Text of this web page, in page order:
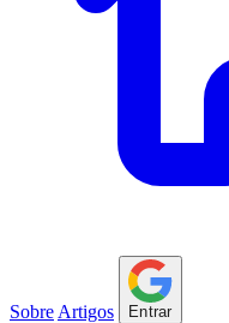
Sobre Artigos Entrar